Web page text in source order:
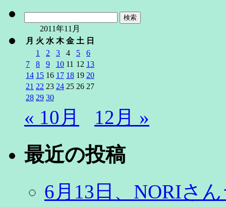
2011年11月
月 火 水 木 金 土 日
1
2 3 4 5
6
7
8 9 10 11 12 13
14 15 16 17 18 19 20
21 22 23 24 25 26 27
28 29 30
« 10月 12月 »
最近の投稿
6月13日、NORIさ